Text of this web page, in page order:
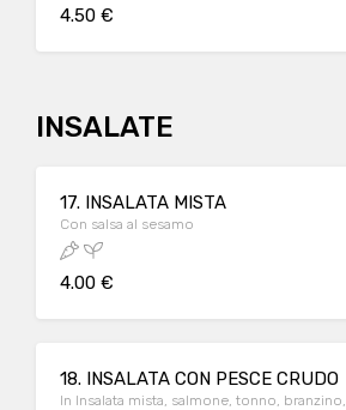
4.50 €
INSALATE
17. INSALATA MISTA
Con salsa al sesamo
4.00 €
18. INSALATA CON PESCE CRUDO
In Insalata mista, salmone, tonno, branzino,